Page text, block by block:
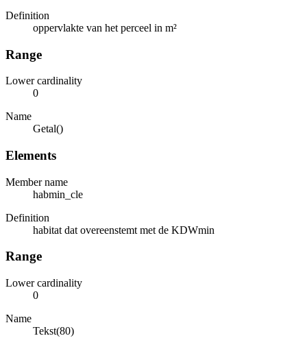
Definition
oppervlakte van het perceel in m²
Range
Lower cardinality
0
Name
Getal()
Elements
Member name
habmin_cle
Definition
habitat dat overeenstemt met de KDWmin
Range
Lower cardinality
0
Name
Tekst(80)